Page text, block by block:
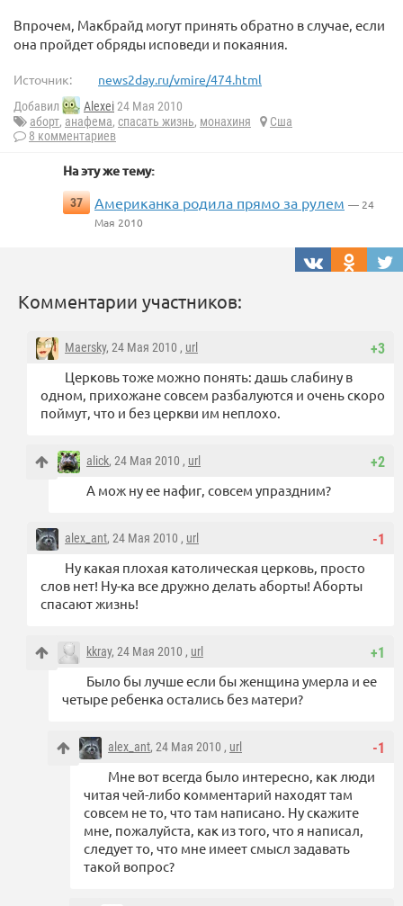
Впрочем, Макбрайд могут принять обратно в случае, если
она пройдет обряды исповеди и покаяния.
Источник: news2day.ru/vmire/474.html
Добавил Alexei24 Мая 2010
аборт, анафема, спасать жизнь, монахиня
Сша
8 комментариев
На эту же тему:
37 Американка родила прямо за рулем — 24
Мая 2010
Комментарии участников:
+3
Maersky, 24 Мая 2010 , url
Церковь тоже можно понять: дашь слабину в
одном, прихожане совсем разбалуются и очень скоро
поймут, что и без церкви им неплохо.
+2
alick, 24 Мая 2010 , url
А мож ну ее нафиг, совсем упраздним?
-1
alex_ant, 24 Мая 2010 , url
Ну какая плохая католическая церковь, просто
слов нет! Ну-ка все дружно делать аборты! Аборты
спасают жизнь!
+1
kkray, 24 Мая 2010 , url
Было бы лучше если бы женщина умерла и ее
четыре ребенка остались без матери?
-1
alex_ant, 24 Мая 2010 , url
Мне вот всегда было интересно, как люди
читая чей-либо комментарий находят там
совсем не то, что там написано. Ну скажите
мне, пожалуйста, как из того, что я написал,
следует то, что мне имеет смысл задавать
такой вопрос?